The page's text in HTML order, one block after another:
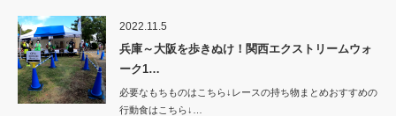
2022.11.5
兵庫～大阪を歩きぬけ！関西エクストリームウォ
ーク1…
必要なもちものはこちら↓レースの持ち物まとめおすすめの
行動食はこちら↓…